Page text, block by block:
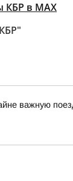
КБР в МАХ
важную